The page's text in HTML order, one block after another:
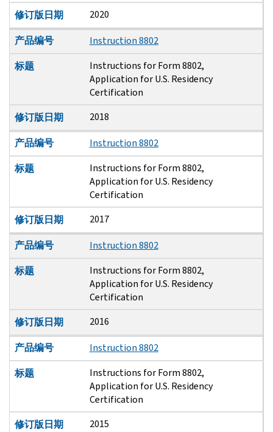
修订版日期
2020
产品编号
Instruction 8802
标题
Instructions for Form 8802,
Application for U.S. Residency
Certification
修订版日期
2018
产品编号
Instruction 8802
标题
Instructions for Form 8802,
Application for U.S. Residency
Certification
修订版日期
2017
产品编号
Instruction 8802
标题
Instructions for Form 8802,
Application for U.S. Residency
Certification
修订版日期
2016
产品编号
Instruction 8802
标题
Instructions for Form 8802,
Application for U.S. Residency
Certification
修订版日期
2015